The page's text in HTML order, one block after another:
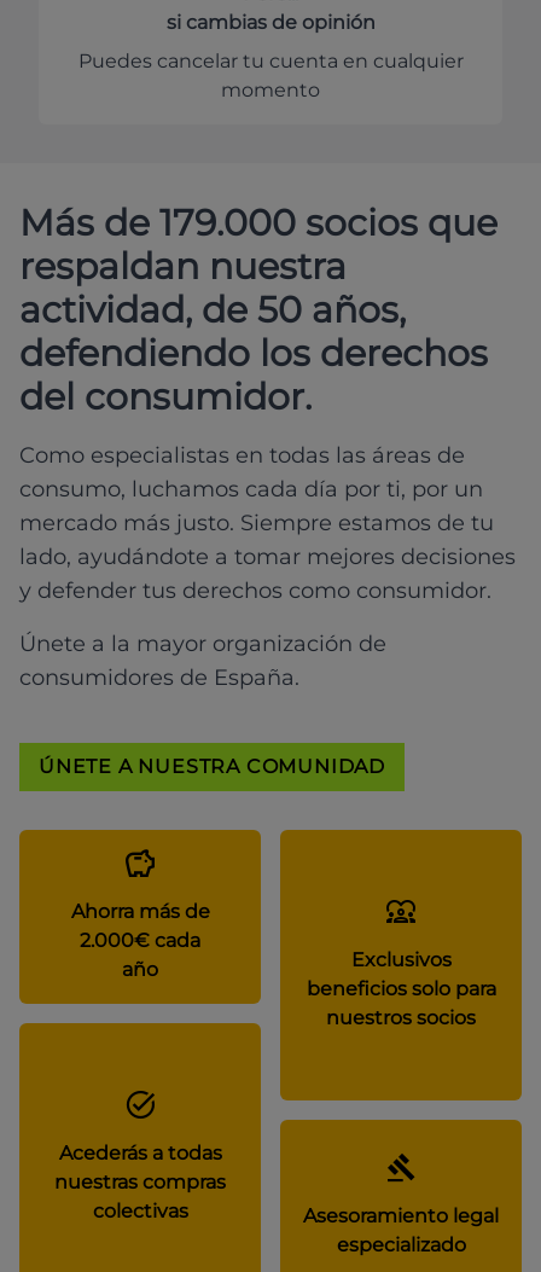
si cambias de opinión
Puedes cancelar tu cuenta en cualquier
momento
Más de 179.000 socios que
respaldan nuestra
actividad, de 50 años,
defendiendo los derechos
del consumidor.
Como especialistas en todas las áreas de
consumo, luchamos cada día por ti, por un
mercado más justo. Siempre estamos de tu
lado, ayudándote a tomar mejores decisiones
y defender tus derechos como consumidor.
Únete a la mayor organización de
consumidores de España.
ÚNETE A NUESTRA COMUNIDAD
Ahorra más de
2.000€ cada
año
Exclusivos
beneficios solo para
nuestros socios
Acederás a todas
nuestras compras
colectivas
Asesoramiento legal
especializado